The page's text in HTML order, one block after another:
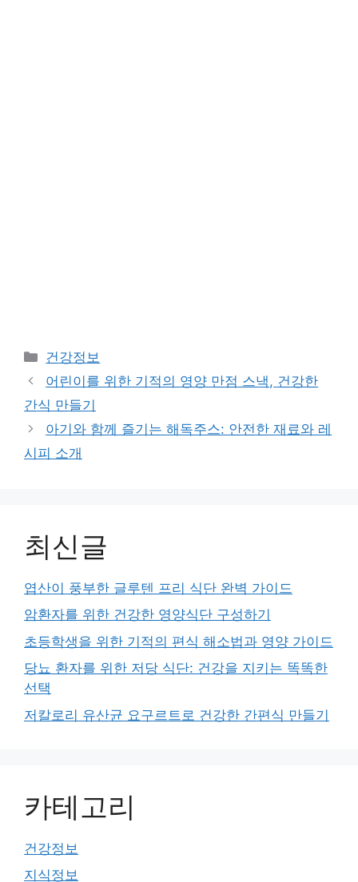
Categories
건강정보
어린이를 위한 기적의 영양 만점 스낵, 건강한
간식 만들기
아기와 함께 즐기는 해독주스: 안전한 재료와 레
시피 소개
최신글
엽산이 풍부한 글루텐 프리 식단 완벽 가이드
암환자를 위한 건강한 영양식단 구성하기
초등학생을 위한 기적의 편식 해소법과 영양 가이드
당뇨 환자를 위한 저당 식단: 건강을 지키는 똑똑한
선택
저칼로리 유산균 요구르트로 건강한 간편식 만들기
카테고리
건강정보
지식정보